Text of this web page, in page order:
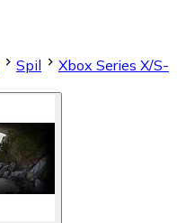
Spil
Xbox Series X/S-